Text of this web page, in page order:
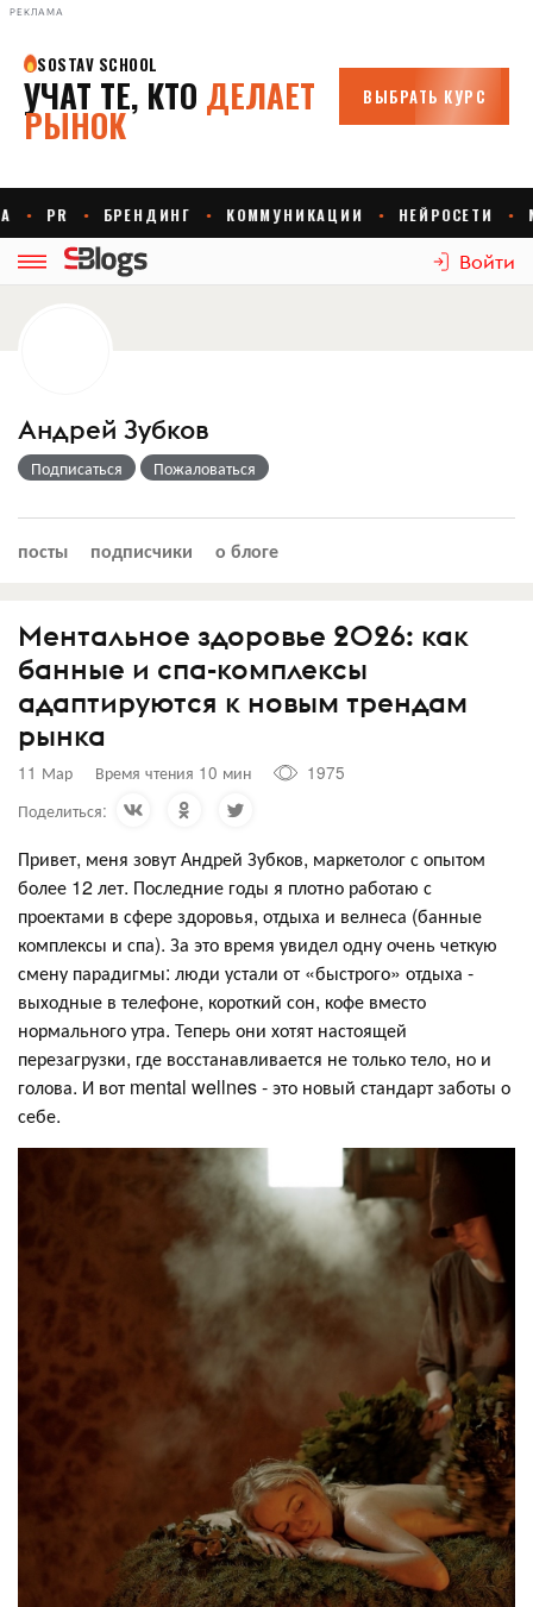
РЕКЛАМА
Войти
Андрей Зубков
Подписаться Пожаловаться
посты подписчики о блоге
Ментальное здоровье 2026: как
банные и спа-комплексы
адаптируются к новым трендам
рынка
11 Мар Время чтения 10 мин
1975
Поделиться:
Привет, меня зовут Андрей Зубков, маркетолог с опытом
более 12 лет. Последние годы я плотно работаю с
проектами в сфере здоровья, отдыха и велнеса (банные
комплексы и спа). За это время увидел одну очень четкую
смену парадигмы: люди устали от «быстрого» отдыха -
выходные в телефоне, короткий сон, кофе вместо
нормального утра. Теперь они хотят настоящей
перезагрузки, где восстанавливается не только тело, но и
голова. И вот mental wellnes - это новый стандарт заботы о
себе.